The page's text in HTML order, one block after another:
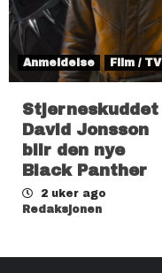
Anmeldelse Film / TV
Stjerneskuddet
David Jonsson
blir den nye
Black Panther
2 uker ago
Redaksjonen